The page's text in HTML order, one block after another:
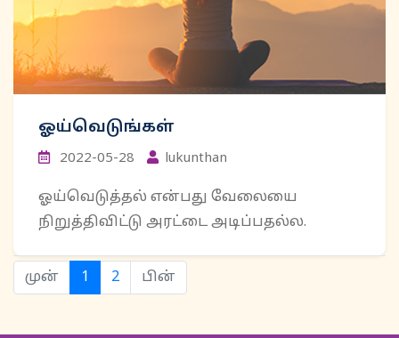
ஓய்வெடுங்கள்
2022-05-28 lukunthan
ஓய்வெடுத்தல் என்பது வேலையை
நிறுத்திவிட்டு அரட்டை அடிப்பதல்ல.
முன் 1 (current)
2 பின்